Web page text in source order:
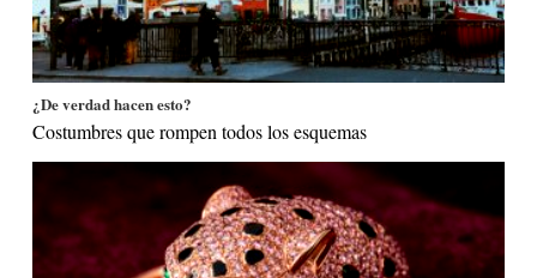
¿De verdad hacen esto?
Costumbres que rompen todos los esquemas